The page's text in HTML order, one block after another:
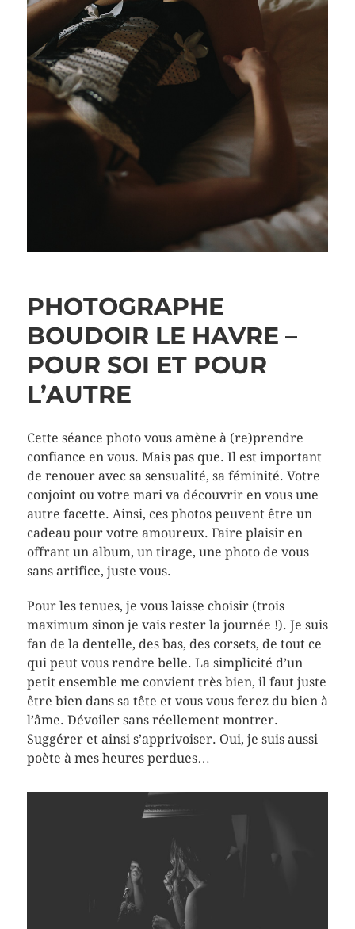
PHOTOGRAPHE
BOUDOIR LE HAVRE –
POUR SOI ET POUR
L’AUTRE
Cette séance photo vous amène à (re)prendre
confiance en vous. Mais pas que. Il est important
de renouer avec sa sensualité, sa féminité. Votre
conjoint ou votre mari va découvrir en vous une
autre facette. Ainsi, ces photos peuvent être un
cadeau pour votre amoureux. Faire plaisir en
offrant un album, un tirage, une photo de vous
sans artifice, juste vous.
Pour les tenues, je vous laisse choisir (trois
maximum sinon je vais rester la journée !). Je suis
fan de la dentelle, des bas, des corsets, de tout ce
qui peut vous rendre belle. La simplicité d’un
petit ensemble me convient très bien, il faut juste
être bien dans sa tête et vous vous ferez du bien à
l’âme. Dévoiler sans réellement montrer.
Suggérer et ainsi s’apprivoiser. Oui, je suis aussi
poète à mes heures perdues…